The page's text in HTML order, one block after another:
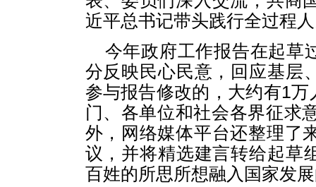
近平总书记带头践行全过程
今年政府工作报告在起草
分反映民心民意，回应基层
参与报告修改的，大约有1
门、各单位和社会各界征求
外，网络媒体平台还整理了
议，并将精选建言转给起草
百姓的所思所想融入国家发